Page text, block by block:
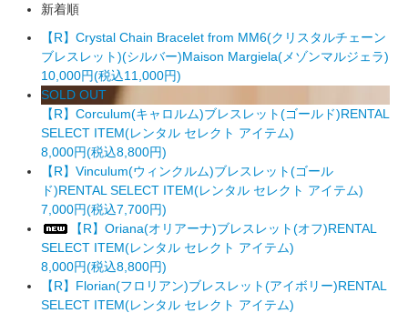
新着順
【R】Crystal Chain Bracelet from MM6(クリスタルチェーン
ブレスレット)(シルバー)Maison Margiela(メゾンマルジェラ)
10,000円(税込11,000円)
SOLD OUT
【R】Corculum(キャロルム)ブレスレット(ゴールド)RENTAL
SELECT ITEM(レンタル セレクト アイテム)
8,000円(税込8,800円)
【R】Vinculum(ウィンクルム)ブレスレット(ゴール
ド)RENTAL SELECT ITEM(レンタル セレクト アイテム)
7,000円(税込7,700円)
【R】Oriana(オリアーナ)ブレスレット(オフ)RENTAL
SELECT ITEM(レンタル セレクト アイテム)
8,000円(税込8,800円)
【R】Florian(フロリアン)ブレスレット(アイボリー)RENTAL
SELECT ITEM(レンタル セレクト アイテム)